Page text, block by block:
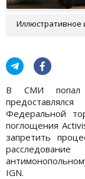
Иллюстративное
В СМИ попал
Федеральной
поглощения
запретить
IGN.